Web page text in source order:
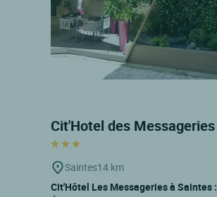
Cit'Hotel des Messageries
Saintes14 km
Cit'Hôtel Les Messageries à Saintes :